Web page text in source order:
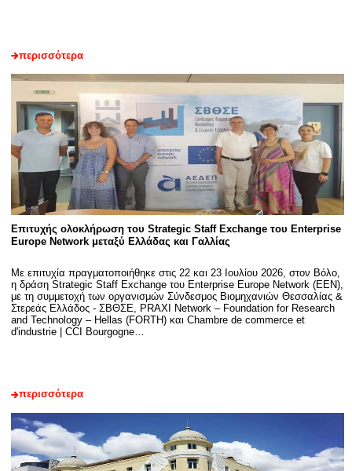
περισσότερα
Επιτυχής ολοκλήρωση του Strategic Staff Exchange του Enterprise
Europe Network μεταξύ Ελλάδας και Γαλλίας
Με επιτυχία πραγματοποιήθηκε στις 22 και 23 Ιουλίου 2026, στον Βόλο,
η δράση Strategic Staff Exchange του Enterprise Europe Network (EEN),
με τη συμμετοχή των οργανισμών Σύνδεσμος Βιομηχανιών Θεσσαλίας &
Στερεάς Ελλάδος - ΣΒΘΣΕ, PRAXI Network – Foundation for Research
and Technology – Hellas (FORTH) και Chambre de commerce et
d'industrie | CCI Bourgogne…
περισσότερα